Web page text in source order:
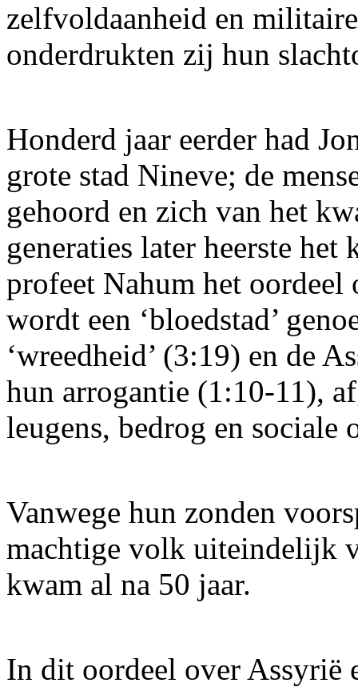
zelfvoldaanheid en
onderdrukten zij hun
Honderd jaar eerder had
grote stad Nineve; de
gehoord en zich van het
generaties later heerste
profeet Nahum het
wordt een ‘bloedstad’
‘wreedheid’ (3:19) en de
hun arrogantie (1:10-11),
leugens, bedrog en
Vanwege hun zonden
machtige volk uiteindelijk
kwam al na 50 jaar.
In dit oordeel over Assyrië